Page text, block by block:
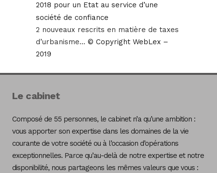
2018 pour un Etat au service d’une
société de confiance
2 nouveaux rescrits en matière de taxes
d’urbanisme… © Copyright WebLex –
2019
Le cabinet
Composé de 55 personnes, le cabinet n’a qu’une ambition :
vous apporter son expertise dans les domaines de la vie
courante de votre société ou à l’occasion d’opérations
exceptionnelles. Parce qu’au-delà de notre expertise et notre
disponibilité, nous partageons les mêmes valeurs que vous :